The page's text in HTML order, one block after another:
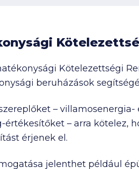
Kötelezettségi
beruházások
–
– arra kötelez,
érjenek el.
jelenthet például